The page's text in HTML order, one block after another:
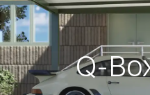
Q-